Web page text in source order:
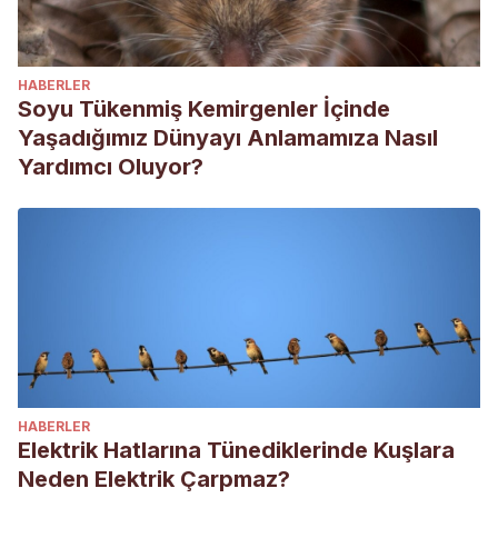
HABERLER
Soyu Tükenmiş Kemirgenler İçinde
Yaşadığımız Dünyayı Anlamamıza Nasıl
Yardımcı Oluyor?
HABERLER
Elektrik Hatlarına Tünediklerinde Kuşlara
Neden Elektrik Çarpmaz?